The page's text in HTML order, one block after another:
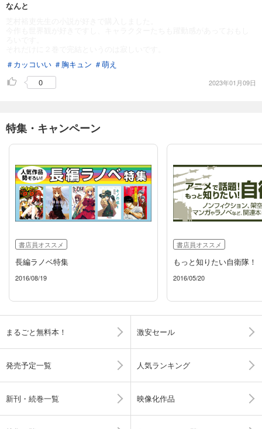
なんと
＃カッコいい ＃胸キュン ＃萌え
0
2023年01月09日
特集・キャンペーン
書店員オススメ
長編ラノベ特集
2016/08/19
書店員オススメ
もっと知りたい自衛隊！
2016/05/20
まるごと無料本！ 激安セール
発売予定一覧 人気ランキング
新刊・続巻一覧 映像化作品